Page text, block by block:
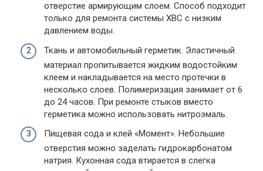
отверстие армирующим слоем. Способ подходит
только для ремонта системы ХВС с низким
давлением воды.
Ткань и автомобильный герметик. Эластичный
материал пропитывается жидким водостойким
клеем и накладывается на место протечки в
несколько слоев. Полимеризация занимает от 6
до 24 часов. При ремонте стыков вместо
герметика можно использовать нитроэмаль.
Пищевая сода и клей «Момент». Небольшие
отверстия можно заделать гидрокарбонатом
натрия. Кухонная сода втирается в слегка